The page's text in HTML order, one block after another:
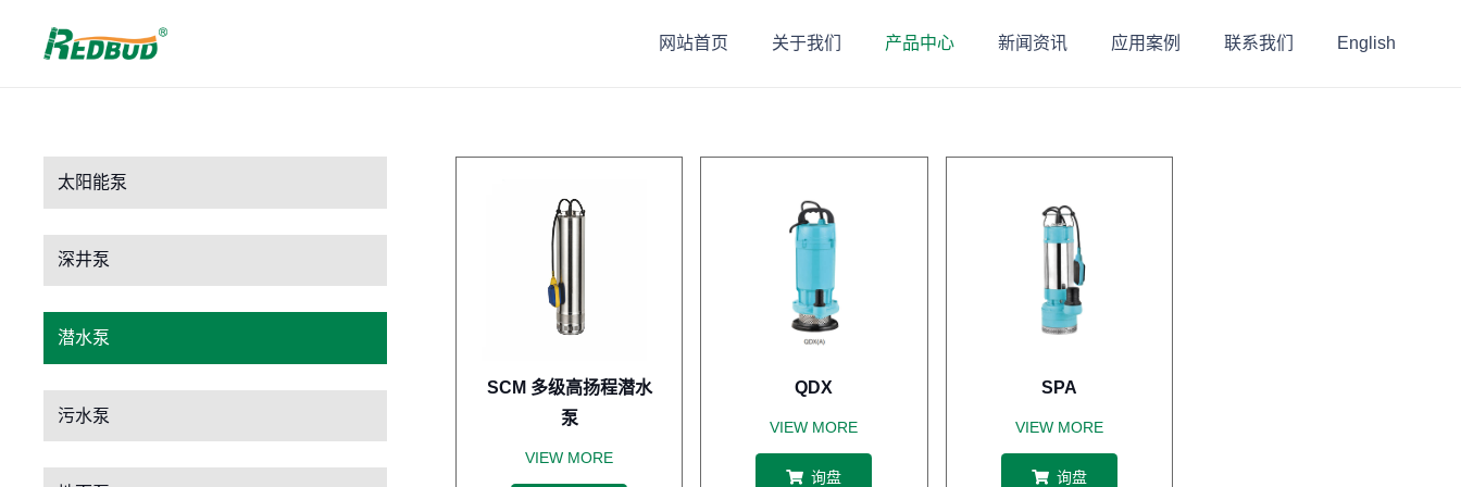
网站首页 关于我们 产品中心 新闻资讯 应用案例 联系我们 English
SCM 多级高扬程潜水
泵
VIEW MORE
QDX
VIEW MORE
询盘
SPA
VIEW MORE
询盘
太阳能泵
深井泵
潜水泵
污水泵